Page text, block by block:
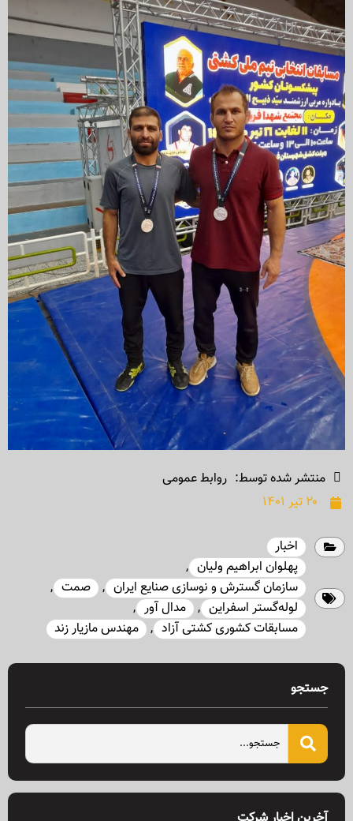
منتشر شده توسط: روابط عمومی
۲۰ تیر ۱۴۰۱
اخبار
پهلوان ابراهیم ولیان ,
سازمان گسترش و نوسازی صنایع ایران , صمت ,
لوله‌گستر اسفراین , مدال آور ,
مسابقات کشوری کشتی آزاد , مهندس مازیار زند
جستجو